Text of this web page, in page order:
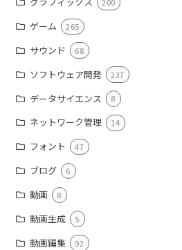
ゲーム 265
サウンド 68
ソフトウェア開発 237
データサイエンス 8
ネットワーク管理 14
フォント 47
ブログ 6
動画 8
動画生成 5
動画編集 92